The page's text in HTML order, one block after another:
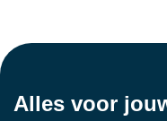
Alles voor